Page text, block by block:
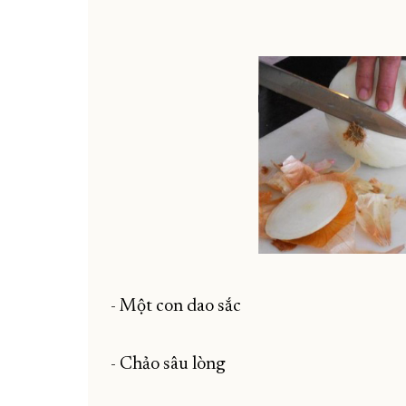
- Một con dao sắc
- Chảo sâu lòng